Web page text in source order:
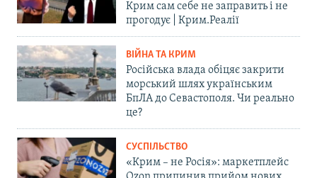
Крим сам себе не заправить і не
прогодує | Крим.Реалії
ВІЙНА ТА КРИМ
Російська влада обіцяє закрити
морський шлях українським
БпЛА до Севастополя. Чи реально
це?
СУСПІЛЬСТВО
«Крим – не Росія»: маркетплейс